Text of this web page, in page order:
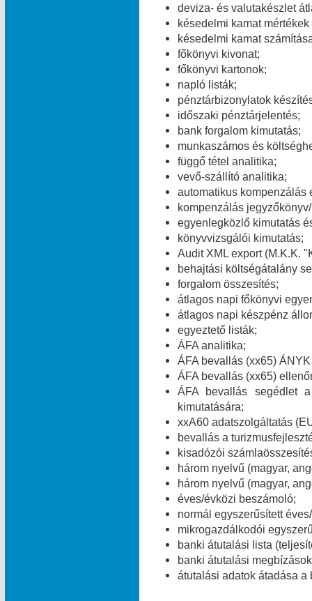
deviza- és valutakészlet
késedelmi kamat
késedelmi kamat
főkönyvi kivonat;
főkönyvi kartonok;
napló listák;
pénztárbizonylatok
időszaki pénztárjelentés;
bank forgalom kimutatás;
munkaszámos és
függő tétel analitika;
vevő-szállító analitika;
automatikus kompenzálás
kompenzálás
egyenlegközlő kimutatás
könyvvizsgálói kimutatás;
Audit XML export (M.K.K.
behajtási költségátalány
forgalom összesítés;
átlagos napi főkönyvi
átlagos napi készpénz
egyeztető listák;
ÁFA analitika;
ÁFA bevallás (xx65)
ÁFA bevallás (xx65)
ÁFA bevallás segédlet
kimutatására;
xxA60 adatszolgáltatás
bevallás a
kisadózói
három nyelvű (magyar,
három nyelvű (magyar,
éves/évközi beszámoló;
normál egyszerűsített
mikrogazdálkodói
banki átutalási lista
banki átutalási
átutalási adatok átadása